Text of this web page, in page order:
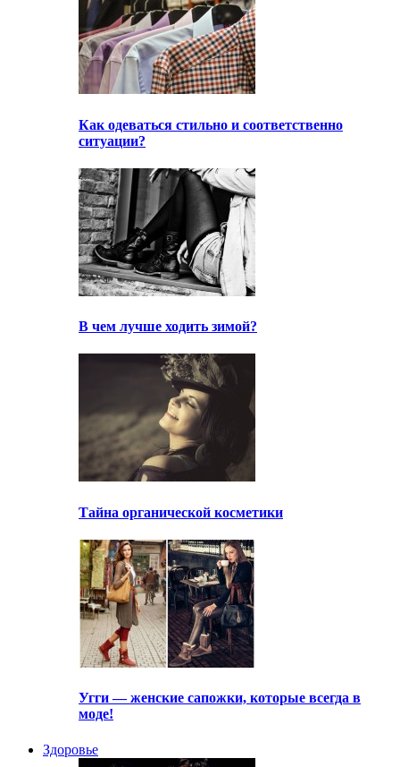
Как одеваться стильно и соответственно
ситуации?
В чем лучше ходить зимой?
Тайна органической косметики
Угги — женские сапожки, которые всегда в
моде!
Здоровье